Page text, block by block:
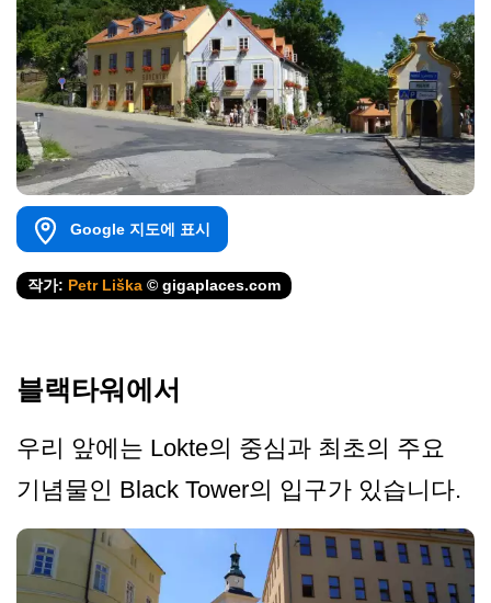
Google 지도에 표시
작가: Petr Liška © gigaplaces.com
블랙타워에서
우리 앞에는 Lokte의 중심과 최초의 주요
기념물인 Black Tower의 입구가 있습니다.